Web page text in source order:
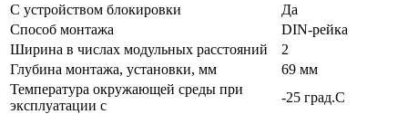
С устройством блокировки
Да
Способ монтажа
DIN-рейка
Ширина в числах модульных расстояний
2
Глубина монтажа, установки, мм
69 мм
Температура окружающей среды при
эксплуатации с
-25 град.C